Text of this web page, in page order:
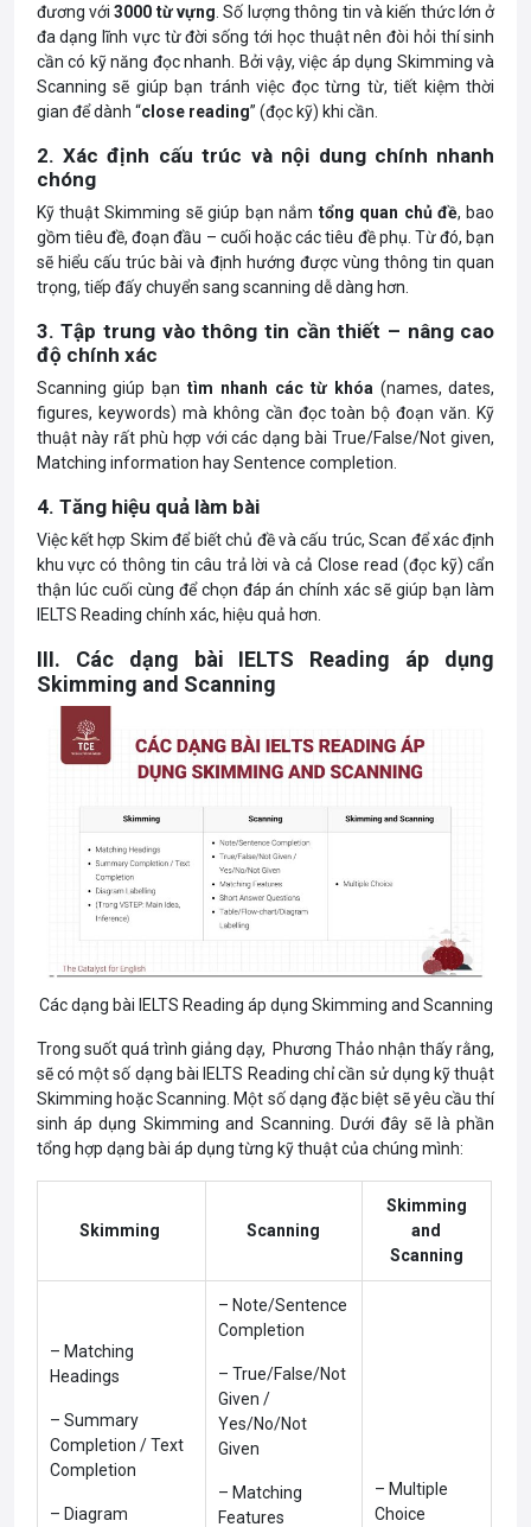
đương với3000 từ vựng. Số lượng thông tin và kiến thức lớn ở
đa dạng lĩnh vực từ đời sống tới học thuật nên đòi hỏi thí sinh
cần có kỹ năng đọc nhanh. Bởi vậy, việc áp dụng Skimming và
Scanning sẽ giúp bạn tránh việc đọc từng từ, tiết kiệm thời
gian để dành “close reading” (đọc kỹ) khi cần.
2. Xác định cấu trúc và nội dung chính nhanh
chóng
Kỹ thuật Skimming sẽ giúp bạn nắm tổng quan chủ đề, bao
gồm tiêu đề, đoạn đầu – cuối hoặc các tiêu đề phụ. Từ đó, bạn
sẽ hiểu cấu trúc bài và định hướng được vùng thông tin quan
trọng, tiếp đấy chuyển sang scanning dễ dàng hơn.
3. Tập trung vào thông tin cần thiết – nâng cao
độ chính xác
Scanning giúp bạntìm nhanh các từ khóa(names, dates,
figures, keywords) mà không cần đọc toàn bộ đoạn văn. Kỹ
thuật này rất phù hợp với các dạng bài True/False/Not given,
Matching information hay Sentence completion.
4. Tăng hiệu quả làm bài
Việc kết hợp Skim để biết chủ đề và cấu trúc, Scan để xác định
khu vực có thông tin câu trả lời và cả Close read (đọc kỹ) cẩn
thận lúc cuối cùng để chọn đáp án chính xác sẽ giúp bạn làm
IELTS Reading chính xác, hiệu quả hơn.
III. Các dạng bài IELTS Reading áp dụng
Skimming and Scanning
Các dạng bài IELTS Reading áp dụng Skimming and Scanning
Trong suốt quá trình giảng dạy, Phương Thảo nhận thấy rằng,
sẽ có một số dạng bài IELTS Reading chỉ cần sử dụng kỹ thuật
Skimming hoặc Scanning. Một số dạng đặc biệt sẽ yêu cầu thí
sinh áp dụng Skimming and Scanning. Dưới đây sẽ là phần
tổng hợp dạng bài áp dụng từng kỹ thuật của chúng mình:
Skimming Scanning
Skimming
and
Scanning
– Matching
Headings
– Summary
Completion / Text
Completion
– Diagram
– Note/Sentence
Completion
– True/False/Not
Given /
Yes/No/Not
Given
– Matching
Features
– Multiple
Choice